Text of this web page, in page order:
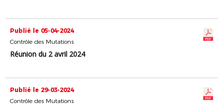
Publié le 05-04-2024
Contrôle des Mutations
Réunion du 2 avril 2024
Publié le 29-03-2024
Contrôle des Mutations